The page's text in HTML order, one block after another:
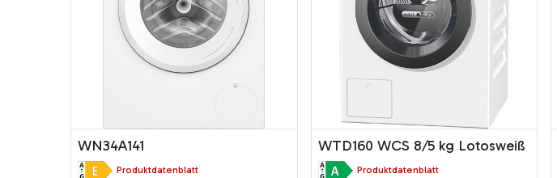
WN34A141
Produktdatenblatt
WTD160 WCS 8/5 kg Lotosweiß
Produktdatenblatt